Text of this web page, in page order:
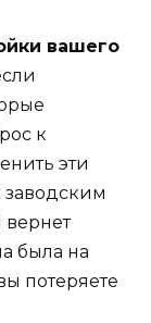
вашего
к
эти
вернет
была на
потеряете